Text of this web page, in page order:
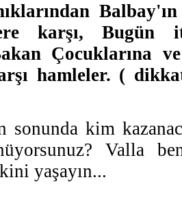
karşı, Bugün
Çocuklarına
hamleler. (
sonunda kim
Valla
yaşayın...